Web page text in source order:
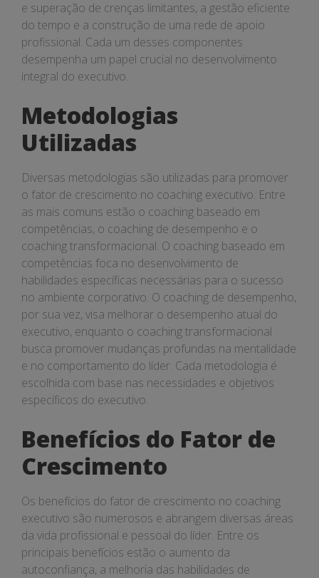
e superação de crenças limitantes, a gestão eficiente
do tempo e a construção de uma rede de apoio
profissional. Cada um desses componentes
desempenha um papel crucial no desenvolvimento
integral do executivo.
Metodologias
Utilizadas
Diversas metodologias são utilizadas para promover
o fator de crescimento no coaching executivo. Entre
as mais comuns estão o coaching baseado em
competências, o coaching de desempenho e o
coaching transformacional. O coaching baseado em
competências foca no desenvolvimento de
habilidades específicas necessárias para o sucesso
no ambiente corporativo. O coaching de desempenho,
por sua vez, visa melhorar o desempenho atual do
executivo, enquanto o coaching transformacional
busca promover mudanças profundas na mentalidade
e no comportamento do líder. Cada metodologia é
escolhida com base nas necessidades e objetivos
específicos do executivo.
Benefícios do Fator de
Crescimento
Os benefícios do fator de crescimento no coaching
executivo são numerosos e abrangem diversas áreas
da vida profissional e pessoal do líder. Entre os
principais benefícios estão o aumento da
autoconfiança, a melhoria das habilidades de